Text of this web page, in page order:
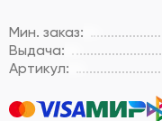
Мин. заказ:
Выдача:
Артикул: